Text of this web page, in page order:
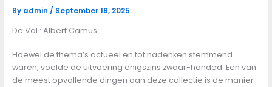
By admin / September 19, 2025
De Val : Albert Camus
Hoewel de thema’s actueel en tot nadenken stemmend
waren, voelde de uitvoering enigszins zwaar-handed. Een van
de meest opvallende dingen aan deze collectie is de manier